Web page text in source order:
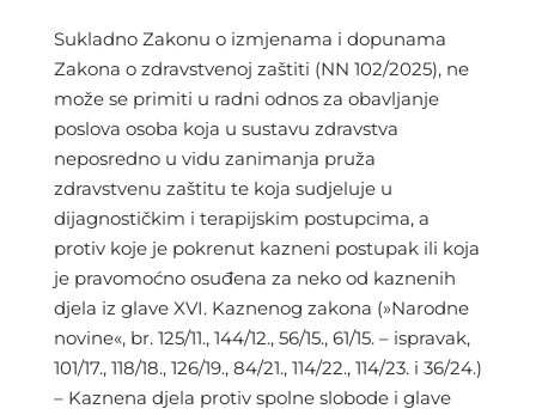
Sukladno Zakonu o izmjenama i dopunama
Zakona o zdravstvenoj zaštiti (NN 102/2025), ne
može se primiti u radni odnos za obavljanje
poslova osoba koja u sustavu zdravstva
neposredno u vidu zanimanja pruža
zdravstvenu zaštitu te koja sudjeluje u
dijagnostičkim i terapijskim postupcima, a
protiv koje je pokrenut kazneni postupak ili koja
je pravomoćno osuđena za neko od kaznenih
djela iz glave XVI. Kaznenog zakona (»Narodne
novine«, br. 125/11., 144/12., 56/15., 61/15. – ispravak,
101/17., 118/18., 126/19., 84/21., 114/22., 114/23. i 36/24.)
– Kaznena djela protiv spolne slobode i glave